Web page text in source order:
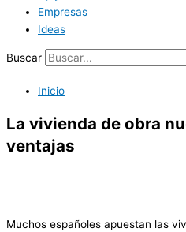
Empresas
Ideas
Buscar
Inicio
La vivienda de obra
ventajas
Muchos españoles apuestan las